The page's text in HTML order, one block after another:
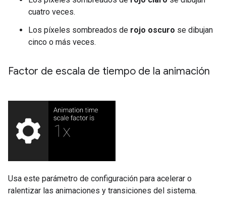
cuatro veces.
Los píxeles sombreados de rojo oscuro se dibujan
cinco o más veces.
Factor de escala de tiempo de la animación
Usa este parámetro de configuración para acelerar o
ralentizar las animaciones y transiciones del sistema.